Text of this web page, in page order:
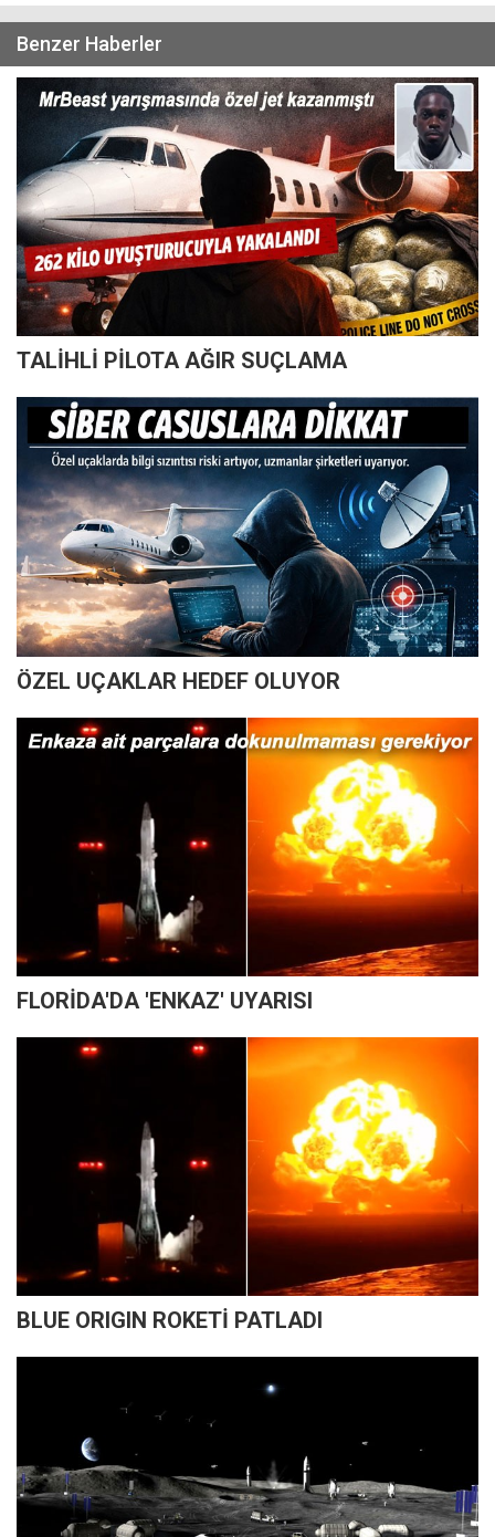
Benzer Haberler
TALİHLİ PİLOTA AĞIR SUÇLAMA
ÖZEL UÇAKLAR HEDEF OLUYOR
FLORİDA'DA 'ENKAZ' UYARISI
BLUE ORIGIN ROKETİ PATLADI